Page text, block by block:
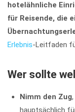
hotelähnliche
für Reisende, die
Erlebnis-Leitfaden
Wer sollte
Nimm den Zug
hauptsächlich